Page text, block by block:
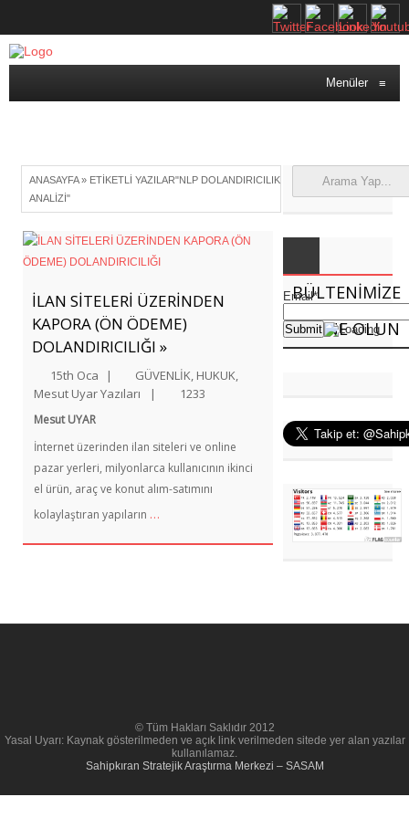
Menüler ≡
ANASAYFA» ETIKETLI YAZILAR"NLP DOLANDIRICILIK
ANALIZI"
İLAN SİTELERİ ÜZERİNDEN
KAPORA (ÖN ÖDEME)
DOLANDIRICILIĞI »
15th Oca | GÜVENLİK, HUKUK,
Mesut Uyar Yazıları
| 1233
Mesut UYAR
İnternet üzerinden ilan siteleri ve online
pazar yerleri, milyonlarca kullanıcının ikinci
el ürün, araç ve konut alım-satımını
kolaylaştıran yapıların …
BÜLTENIMIZE
ABONE OLUN
Email*
© Tüm Hakları Saklıdır 2012
Yasal Uyarı: Kaynak gösterilmeden ve açık link verilmeden sitede yer alan yazılar
kullanılamaz.
Sahipkıran Stratejik Araştırma Merkezi – SASAM